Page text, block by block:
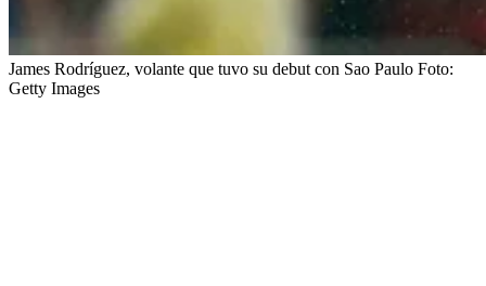
James Rodríguez, volante que tuvo su debut con Sao Paulo Foto:
Getty Images